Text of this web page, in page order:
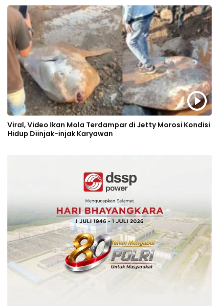
Viral, Video Ikan Mola Terdampar di Jetty Morosi Kondisi
Hidup Diinjak-injak Karyawan